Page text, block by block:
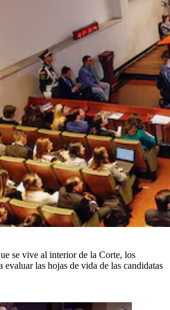
se vive al interior de la Corte, los
evaluar las hojas de vida de las candidatas